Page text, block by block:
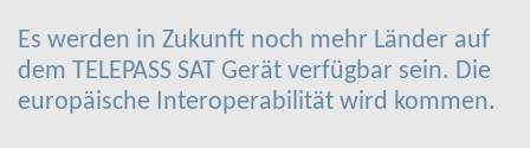
Es werden in Zukunft noch mehr Länder auf
dem TELEPASS SAT Gerät verfügbar sein. Die
europäische Interoperabilität wird kommen.